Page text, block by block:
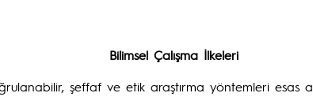
Bilimsel Çalışma İlkeleri
şeffaf ve etik araştırma yöntemleri esas